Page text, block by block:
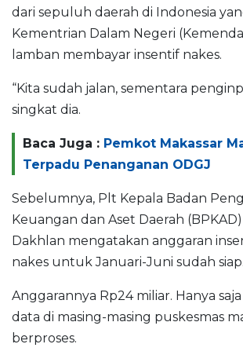
dari sepuluh daerah di Indonesia
Kementrian Dalam Negeri
lamban membayar insentif nakes.
“Kita sudah jalan, sementara
singkat dia.
Baca Juga : Pemkot Makassar
Terpadu Penanganan ODGJ
Sebelumnya, Plt Kepala Badan
Keuangan dan Aset Daerah
Dakhlan mengatakan anggaran
nakes untuk Januari-Juni sudah siap.
Anggarannya Rp24 miliar. Hanya
data di masing-masing puskesmas
berproses.